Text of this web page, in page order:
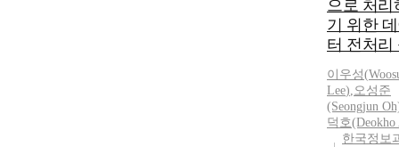
으로 처리
기 위한
터 전처리
이우성(
Lee),오성준
(Seongjun
덕호(Deokho
한국정보